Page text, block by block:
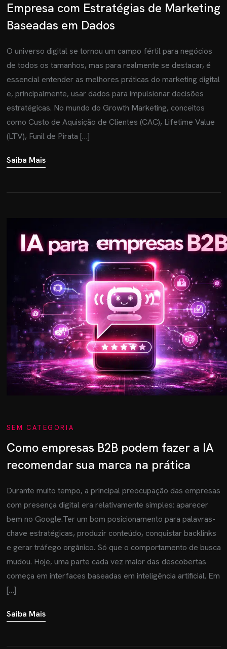
Empresa com Estratégias de Marketing
Baseadas em Dados
O universo digital se tornou um campo fértil para negócios
de todos os tamanhos, mas para realmente se destacar, é
essencial entender as melhores práticas do marketing digital
e, principalmente, usar dados para impulsionar decisões
estratégicas. No mundo do Growth Marketing, conceitos
como Custo de Aquisição de Clientes (CAC), Lifetime Value
(LTV), Funil de Pirata […]
Saiba Mais
SEM CATEGORIA
Como empresas B2B podem fazer a IA
recomendar sua marca na prática
Durante muito tempo, a principal preocupação das empresas
com presença digital era relativamente simples: aparecer
bem no Google.Ter um bom posicionamento para palavras-
chave estratégicas, produzir conteúdo, conquistar backlinks
e gerar tráfego orgânico. Só que o comportamento de busca
mudou. Hoje, uma parte cada vez maior das descobertas
começa em interfaces baseadas em inteligência artificial. Em
[…]
Saiba Mais